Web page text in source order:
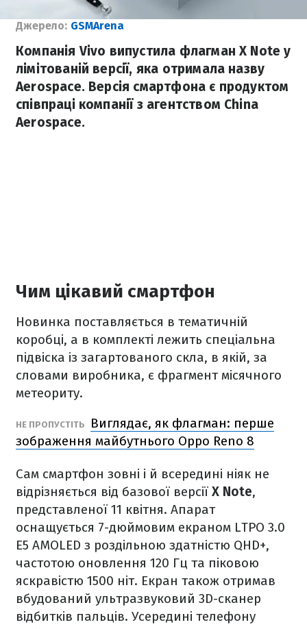
Джерело: GSMArena
Компанія Vivo випустила флагман X Note у
лімітованій версії, яка отримала назву
Aerospace. Версія смартфона є продуктом
співпраці компанії з агентством China
Aerospace.
Чим цікавий смартфон
Новинка поставляється в тематичній
коробці, а в комплекті лежить спеціальна
підвіска із загартованого скла, в якій, за
словами виробника, є фрагмент місячного
метеориту.
НЕ ПРОПУСТІТЬ
Виглядає, як флагман: перше
зображення майбутнього Oppo Reno 8
Сам смартфон зовні і й всередині ніяк не
відрізняється від базової версії X Note,
представленої 11 квітня. Апарат
оснащується 7-дюймовим екраном LTPO 3.0
E5 AMOLED з роздільною здатністю QHD+,
частотою оновлення 120 Гц та піковою
яскравістю 1500 ніт. Екран також отримав
вбудований ультразвуковий 3D-сканер
відбитків пальців. Усередині телефону